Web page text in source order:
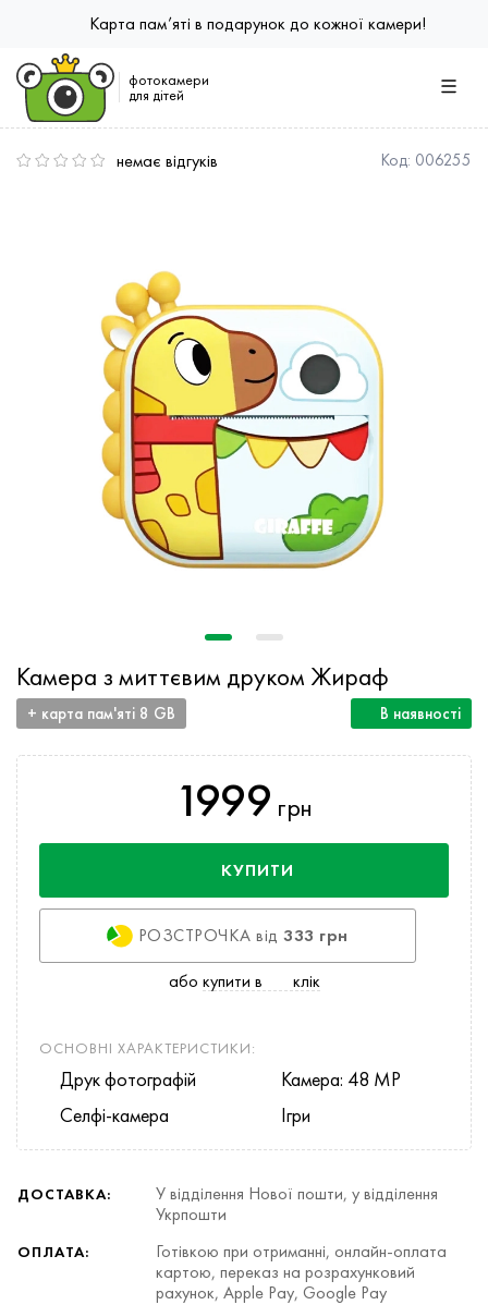
Карта пам’яті в подарунок до кожної камери!
фотокамери
для дітей
немає відгуків Код: 006255
Камера з миттєвим друком Жираф
+ карта пам'яті 8 GB В наявності
1999 грн
КУПИТИ
РОЗСТРОЧКА від 333 грн
або купити в клік
ОСНОВНІ ХАРАКТЕРИСТИКИ:
Друк фотографій
Камера: 48 MP
Селфі-камера
Ігри
ДОСТАВКА:
У відділення Нової пошти, у відділення
Укрпошти
ОПЛАТА:
Готівкою при отриманні, онлайн-оплата
картою, переказ на розрахунковий
рахунок, Apple Pay, Google Pay